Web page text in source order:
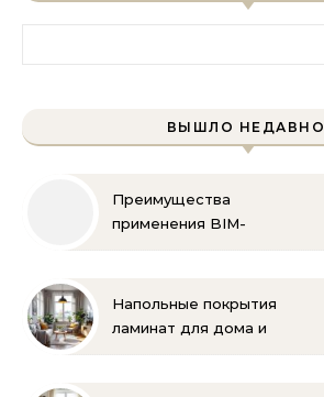
ВЫШЛО НЕДАВНО
Преимущества
применения BIM-
Напольные покрытия
ламинат для дома и